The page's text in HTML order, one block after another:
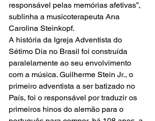
responsável pelas memórias afetivas”,
sublinha a musicoterapeuta Ana
Carolina Steinkopf.
A história da Igreja Adventista do
Sétimo Dia no Brasil foi construída
paralelamente ao seu envolvimento
com a música. Guilherme Stein Jr., o
primeiro adventista a ser batizado no
País, foi o responsável por traduzir os
primeiros hinos do alemão para o